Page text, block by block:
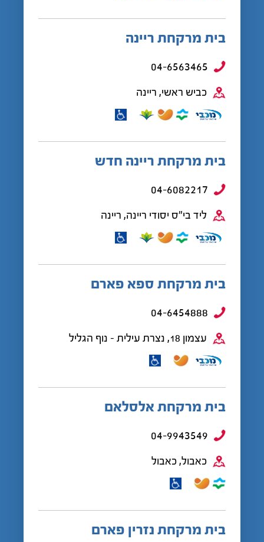
בית מרקחת ריינה
04-6563465
כביש ראשי, ריינה
בית מרקחת ריינה חדש
04-6082217
ליד בי"ס יסודי ריינה, ריינה
בית מרקחת ספא פארם
04-6454888
עצמון 18, נצרת עילית - נוף הגליל
בית מרקחת אלסלאם
04-9943549
כאבול, כאבול
בית מרקחת נזרין פארם